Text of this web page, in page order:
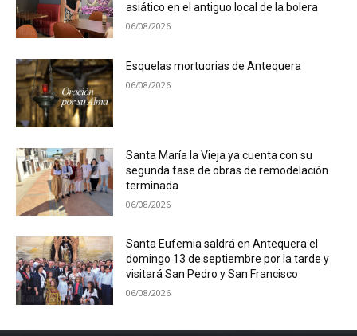
asiático en el antiguo local de la bolera
06/08/2026
Esquelas mortuorias de Antequera
06/08/2026
Santa María la Vieja ya cuenta con su
segunda fase de obras de remodelación
terminada
06/08/2026
Santa Eufemia saldrá en Antequera el
domingo 13 de septiembre por la tarde y
visitará San Pedro y San Francisco
06/08/2026